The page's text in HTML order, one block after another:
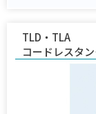
TLD・TLA
コードレスタ